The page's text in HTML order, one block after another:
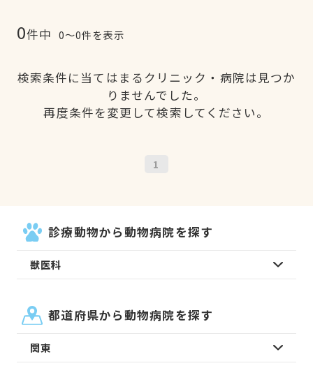
0件中 0〜0件を表示
検索条件に当てはまるクリニック・病院は見つか
りませんでした。
再度条件を変更して検索してください。
1
診療動物から動物病院を探す
獣医科
都道府県から動物病院を探す
関東